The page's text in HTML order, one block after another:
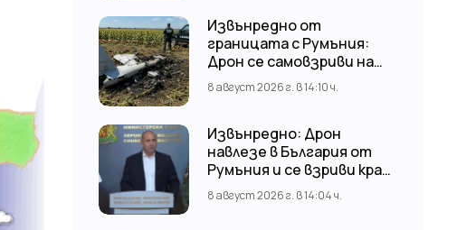
Извънредно от
границата с Румъния:
Дрон се самовзриви на
българска територия,
няма щети
8 август 2026 г. в 14:10 ч.
Извънредно: Дрон
навлезе в България от
Румъния и се взриви край
стратегически обект
8 август 2026 г. в 14:04 ч.